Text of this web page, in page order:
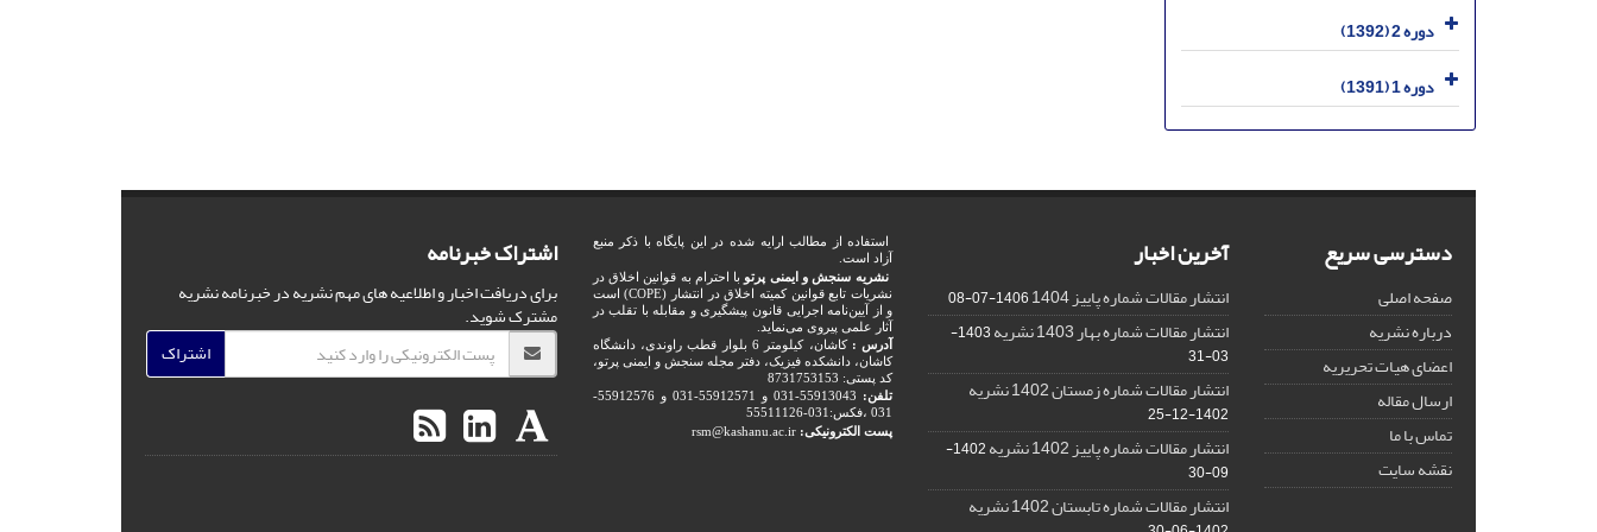
دوره 2 (1392)
دوره 1 (1391)
دسترسی سریع
صفحه اصلی
درباره نشریه
اعضای هیات تحریریه
ارسال مقاله
تماس با ما
نقشه سایت
آخرین اخبار
انتشار مقالات شماره پاییز 1404 1406-07-08
انتشار مقالات شماره بهار 1403 نشریه
1403-
03-31
انتشار مقالات شماره زمستان 1402 نشریه
1402-12-25
انتشار مقالات شماره پاییز 1402 نشریه
1402-
09-30
انتشار مقالات شماره تابستان 1402 نشریه
استفاده از مطالب ارایه شده در این پایگاه با ذکر منبع
آزاد است.
نشریه سنجش و ایمنی پرتو با احترام به قوانین اخلاق در
نشریات تابع قوانین کمیته اخلاق در انتشار (COPE) است
و از آیین‌نامه اجرایی قانون پیشگیری و مقابله با تقلب در
آثار علمی پیروی می‌نماید.
آدرس :
کاشان، کیلومتر 6 بلوار قطب راوندی، دانشگاه
کاشان، دانشکده فیزیک، دفتر مجله سنجش و ایمنی پرتو،
کد پستی: 8731753153
تلفن:
55913043-031 و 55912571-031 و 55912576-
031 ،فکس:031-55511126
پست الکترونیکی: rsm@kashanu.ac.ir
اشتراک خبرنامه
برای دریافت اخبار و اطلاعیه های مهم نشریه در خبرنامه نشریه
مشترک شوید.
اشتراک